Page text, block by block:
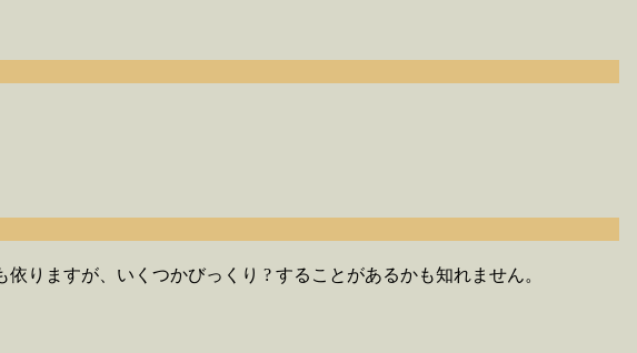
りますが、いくつかびっくり ? することがあるかも知れません。